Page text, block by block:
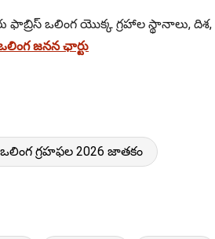
ఫాబ్రిస్ ఒలింగ యొక్క గ్రహాల స్థానాలు,
జనన ఛార్టు
గ్రహఫల 2026 జాతకం